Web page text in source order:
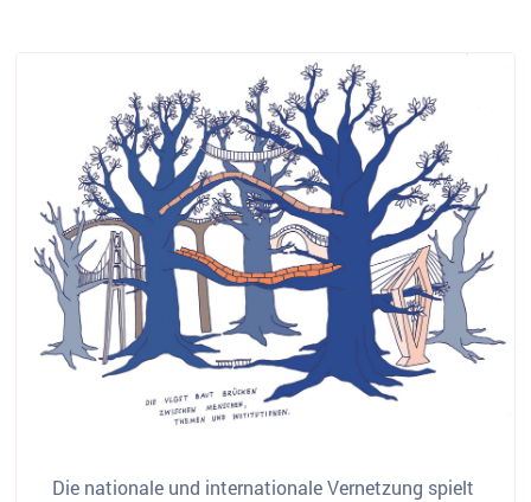
Die nationale und internationale Vernetzung spielt